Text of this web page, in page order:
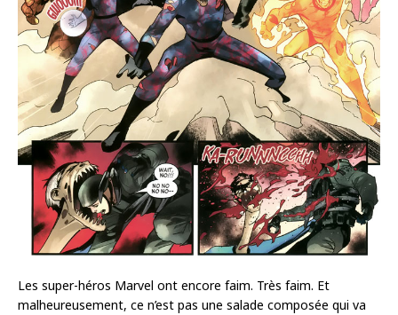
Les super-héros Marvel ont encore faim. Très faim. Et
malheureusement, ce n’est pas une salade composée qui va